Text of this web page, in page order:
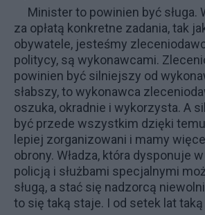
Minister to powinien być sługa.
za opłatą konkretne zadania, tak
obywatele, jesteśmy
politycy, są wykonawcami.
powinien być silniejszy od
słabszy, to wykonawca
oszuka, okradnie i wykorzysta. A
być przede wszystkim dzięki
lepiej zorganizowani i mamy
obrony. Władza, która dysponuje
policją i służbami specjalnymi
sługą, a stać się nadzorcą
to się taką staje. I od setek lat